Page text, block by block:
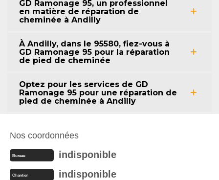
GD Ramonage 95, un professionnel
en matière de réparation de
cheminée à Andilly
À Andilly, dans le 95580, fiez-vous à
GD Ramonage 95 pour la réparation
de pied de cheminée
Optez pour les services de GD
Ramonage 95 pour une réparation de
pied de cheminée à Andilly
Nos coordonnées
Bureau indisponible
Chantier indisponible